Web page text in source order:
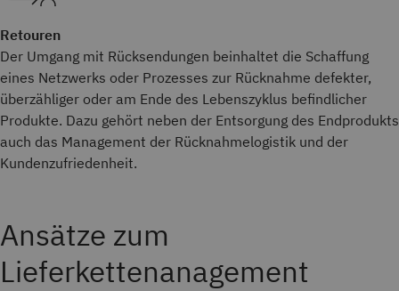
Retouren
Der Umgang mit Rücksendungen beinhaltet die Schaffung
eines Netzwerks oder Prozesses zur Rücknahme defekter,
überzähliger oder am Ende des Lebenszyklus befindlicher
Produkte. Dazu gehört neben der Entsorgung des Endprodukts
auch das Management der Rücknahmelogistik und der
Kundenzufriedenheit.
Ansätze zum
Lieferkettenanagement